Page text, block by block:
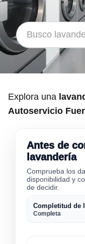
Explora una
Autoservicio
Antes de
lavandería
Comprueba los
disponibilidad y
de decidir.
Completitud de
Completa